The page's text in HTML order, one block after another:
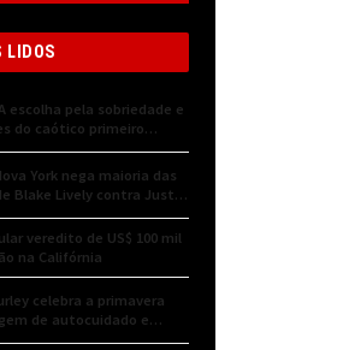
LIDOS
escolha pela sobriedade e
do caótico primeiro
York nega maioria das
Blake Lively contra Justin
veredito de US$ 100 mil
na Califórnia
celebra a primavera
de autocuidado e